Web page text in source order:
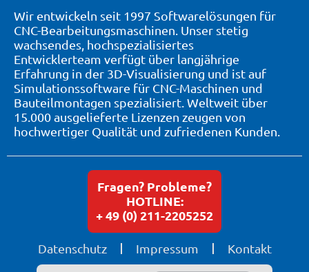
Wir entwickeln seit 1997 Softwarelösungen für
CNC-Bearbeitungsmaschinen. Unser stetig
wachsendes, hochspezialisiertes
Entwicklerteam verfügt über langjährige
Erfahrung in der 3D-Visualisierung und ist auf
Simulationssoftware für CNC-Maschinen und
Bauteilmontagen spezialisiert. Weltweit über
15.000 ausgelieferte Lizenzen zeugen von
hochwertiger Qualität und zufriedenen Kunden.
Datenschutz Impressum Kontakt
Fragen? Probleme?
HOTLINE:
+ 49 (0) 211-2205252